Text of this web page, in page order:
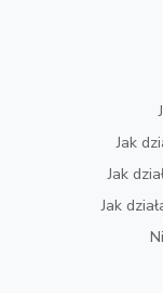
Jak
Jak
Jak